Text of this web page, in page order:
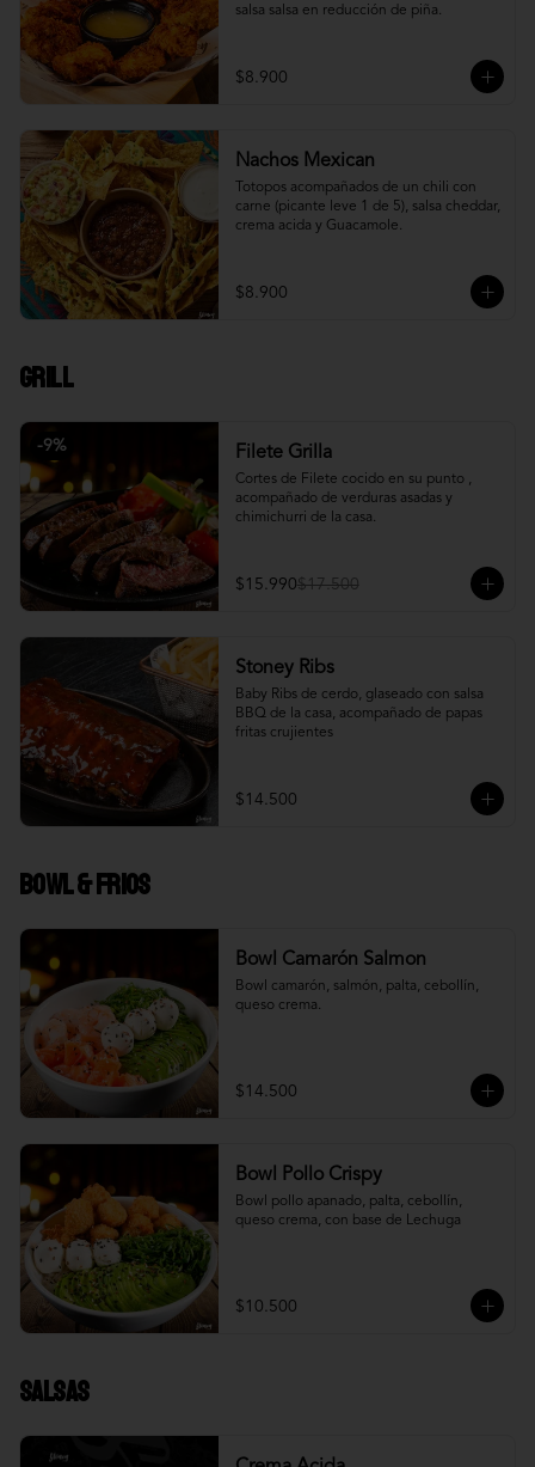
salsa salsa en reducción de piña.
$8.900
Nachos Mexican
Totopos acompañados de un chili con
carne (picante leve 1 de 5), salsa cheddar,
crema acida y Guacamole.
$8.900
Grill
-9% Filete Grilla
Cortes de Filete cocido en su punto ,
acompañado de verduras asadas y
chimichurri de la casa.
$15.990$17.500
Stoney Ribs
Baby Ribs de cerdo, glaseado con salsa
BBQ de la casa, acompañado de papas
fritas crujientes
$14.500
Bowl & frios
Bowl Camarón Salmon
Bowl camarón, salmón, palta, cebollín,
queso crema.
$14.500
Bowl Pollo Crispy
Bowl pollo apanado, palta, cebollín,
queso crema, con base de Lechuga
$10.500
Salsas